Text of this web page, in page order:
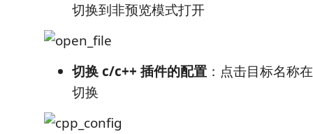
切换到非预览模式打开
切换 c/c++ 插件的配置 ：点击目标名称
切换